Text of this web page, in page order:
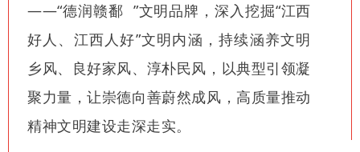
——“德润赣鄱 ”文明品牌，深入挖掘“江西
好人、江西人好”文明内涵，持续涵养文明
乡风、良好家风、淳朴民风，以典型引领凝
聚力量，让崇德向善蔚然成风，高质量推动
精神文明建设走深走实。